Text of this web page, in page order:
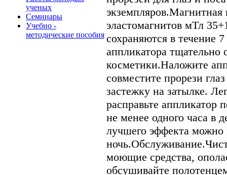
ученых
Семинары
Учебно -
методические пособия
эластомагнитов мТл
сохраняются в течение
аппликатора тщательно
косметики.Наложите
совместите прорези
застежку на затылке.
расправьте аппликатор
не менее одного часа в
лучшего эффекта можно
моющие средства,
обсушивайте